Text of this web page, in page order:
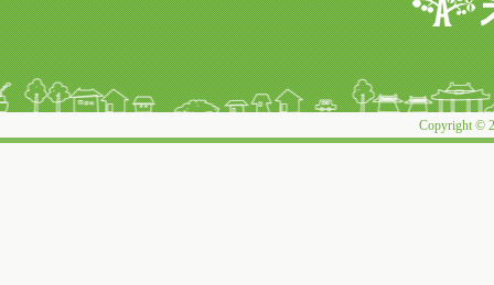
Copyright ©